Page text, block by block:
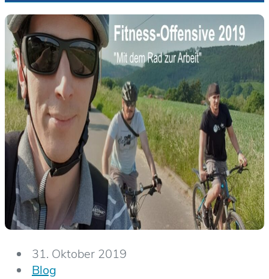
31. Oktober 2019
Blog